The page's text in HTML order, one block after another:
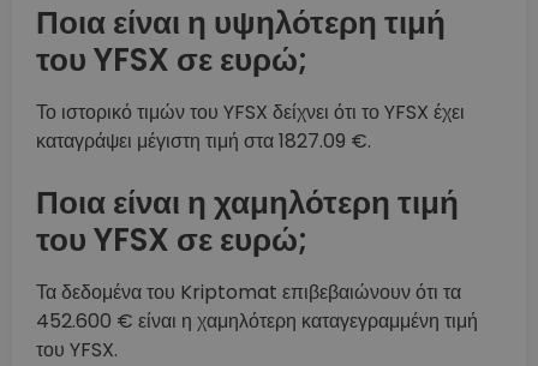
Ποια είναι η υψηλότερη τιμή
του YFSX σε ευρώ;
Το ιστορικό τιμών του YFSX δείχνει ότι το YFSX έχει
καταγράψει μέγιστη τιμή στα 1827.09 €.
Ποια είναι η χαμηλότερη τιμή
του YFSX σε ευρώ;
Τα δεδομένα του Kriptomat επιβεβαιώνουν ότι τα
452.600 € είναι η χαμηλότερη καταγεγραμμένη τιμή
του YFSX.